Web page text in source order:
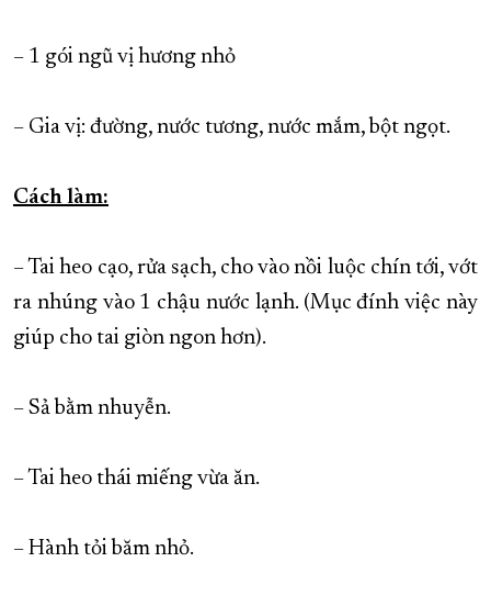
– 1 gói ngũ vị hương nhỏ
– Gia vị: đường, nước tương, nước mắm, bột ngọt.
Cách làm:
– Tai heo cạo, rửa sạch, cho vào nồi luộc chín tới, vớt
ra nhúng vào 1 chậu nước lạnh. (Mục đính việc này
giúp cho tai giòn ngon hơn).
– Sả bằm nhuyễn.
– Tai heo thái miếng vừa ăn.
– Hành tỏi băm nhỏ.